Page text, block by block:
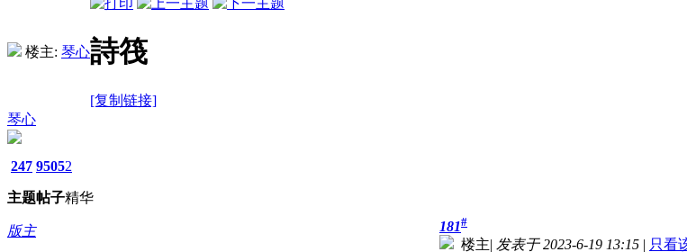
楼主: 琴心詩筏
[复制链接]
琴心
247
主题
9505
帖子
2
精华
版主 181#
楼主| 发表于 2023-6-19 13:15 | 只看